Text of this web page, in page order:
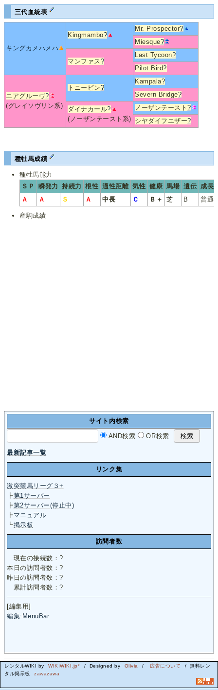
三代血統表
キングカメハメハ
Kingmambo?
Mr. Prospector?
Miesque?
マンファス ?
Last Tycoon?
Pilot Bird?
エアグルーヴ?
(グレイソヴリン系)
トニービン?
Kampala?
Severn Bridge?
ダイナカール?
(ノーザンテースト系)
ノーザンテースト?
シヤダイフエザー?
種牡馬成績
種牡馬能力
ＳＰ
瞬発力 持続力 根性 適性距離 気性 健康 馬場 遺伝 成長
Ａ
Ａ Ｓ Ａ 中長 Ｃ Ｂ＋ 芝 B 普通
産駒成績
サイト内検索
AND検索 OR検索
最新記事一覧
リンク集
激突競馬リーグ３+
┣第1サーバー
┣第2サーバー(停止中)
┣マニュアル
┗掲示板
訪問者数
現在の接続数：?
本日の訪問者数：?
昨日の訪問者数：?
累計訪問者数：?
[編集用]
編集:MenuBar
レンタルWIKI by WIKIWIKI.jp* / Designed by Olivia / 広告について
/ 無料レン
タル掲示板
zawazawa